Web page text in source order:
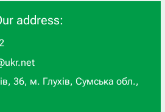
address:
36, м. Глухів, Сумська обл.,